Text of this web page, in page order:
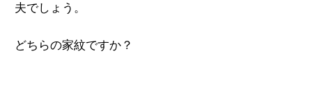
夫でしょう。
どちらの家紋ですか？